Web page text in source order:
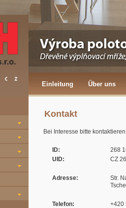
Einleitung Über uns
Kontakt
Bei Interesse bitte
ID:
268
UID:
CZ
Adresse:
Str.
Telefon:
+420